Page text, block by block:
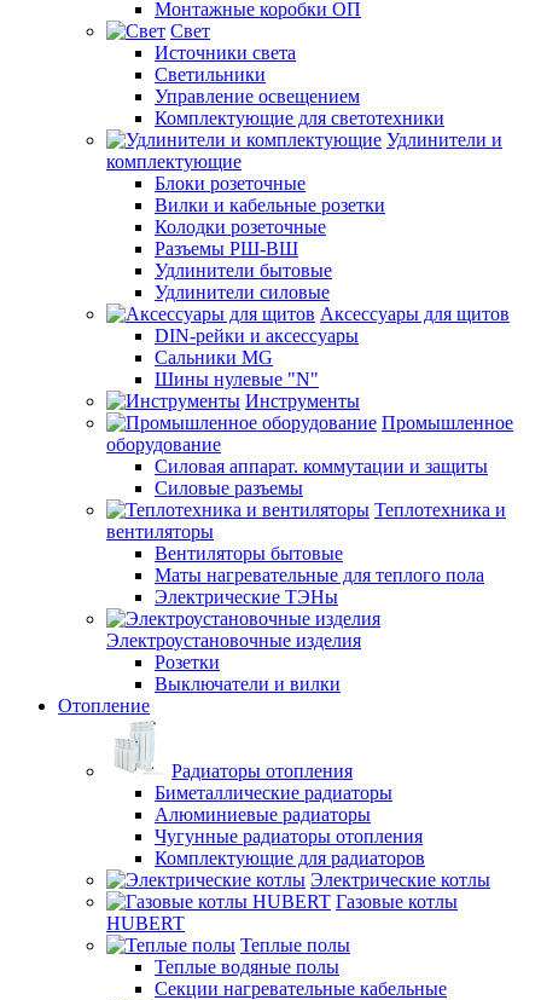
Монтажные коробки ОП
Свет
Источники света
Светильники
Управление освещением
Комплектующие для светотехники
Удлинители и
комплектующие
Блоки розеточные
Вилки и кабельные розетки
Колодки розеточные
Разъемы РШ-ВШ
Удлинители бытовые
Удлинители силовые
Аксессуары для щитов
DIN-рейки и аксессуары
Сальники MG
Шины нулевые "N"
Инструменты
Промышленное
оборудование
Силовая аппарат. коммутации и защиты
Силовые разъемы
Теплотехника и
вентиляторы
Вентиляторы бытовые
Маты нагревательные для теплого пола
Электрические ТЭНы
Электроустановочные изделия
Розетки
Выключатели и вилки
Отопление
Радиаторы отопления
Биметаллические радиаторы
Алюминиевые радиаторы
Чугунные радиаторы отопления
Комплектующие для радиаторов
Электрические котлы
Газовые котлы
HUBERT
Теплые полы
Теплые водяные полы
Секции нагревательные кабельные